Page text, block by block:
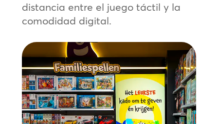
distancia entre el juego táctil y la
comodidad digital.